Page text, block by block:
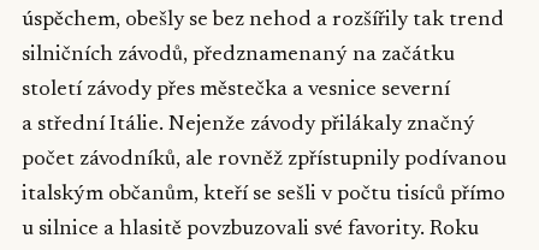
úspěchem, obešly se bez nehod a rozšířily tak trend
silničních závodů, předznamenaný na začátku
století závody přes městečka a vesnice severní
a střední Itálie. Nejenže závody přilákaly značný
počet závodníků, ale rovněž zpřístupnily podívanou
italským občanům, kteří se sešli v počtu tisíců přímo
u silnice a hlasitě povzbuzovali své favority. Roku